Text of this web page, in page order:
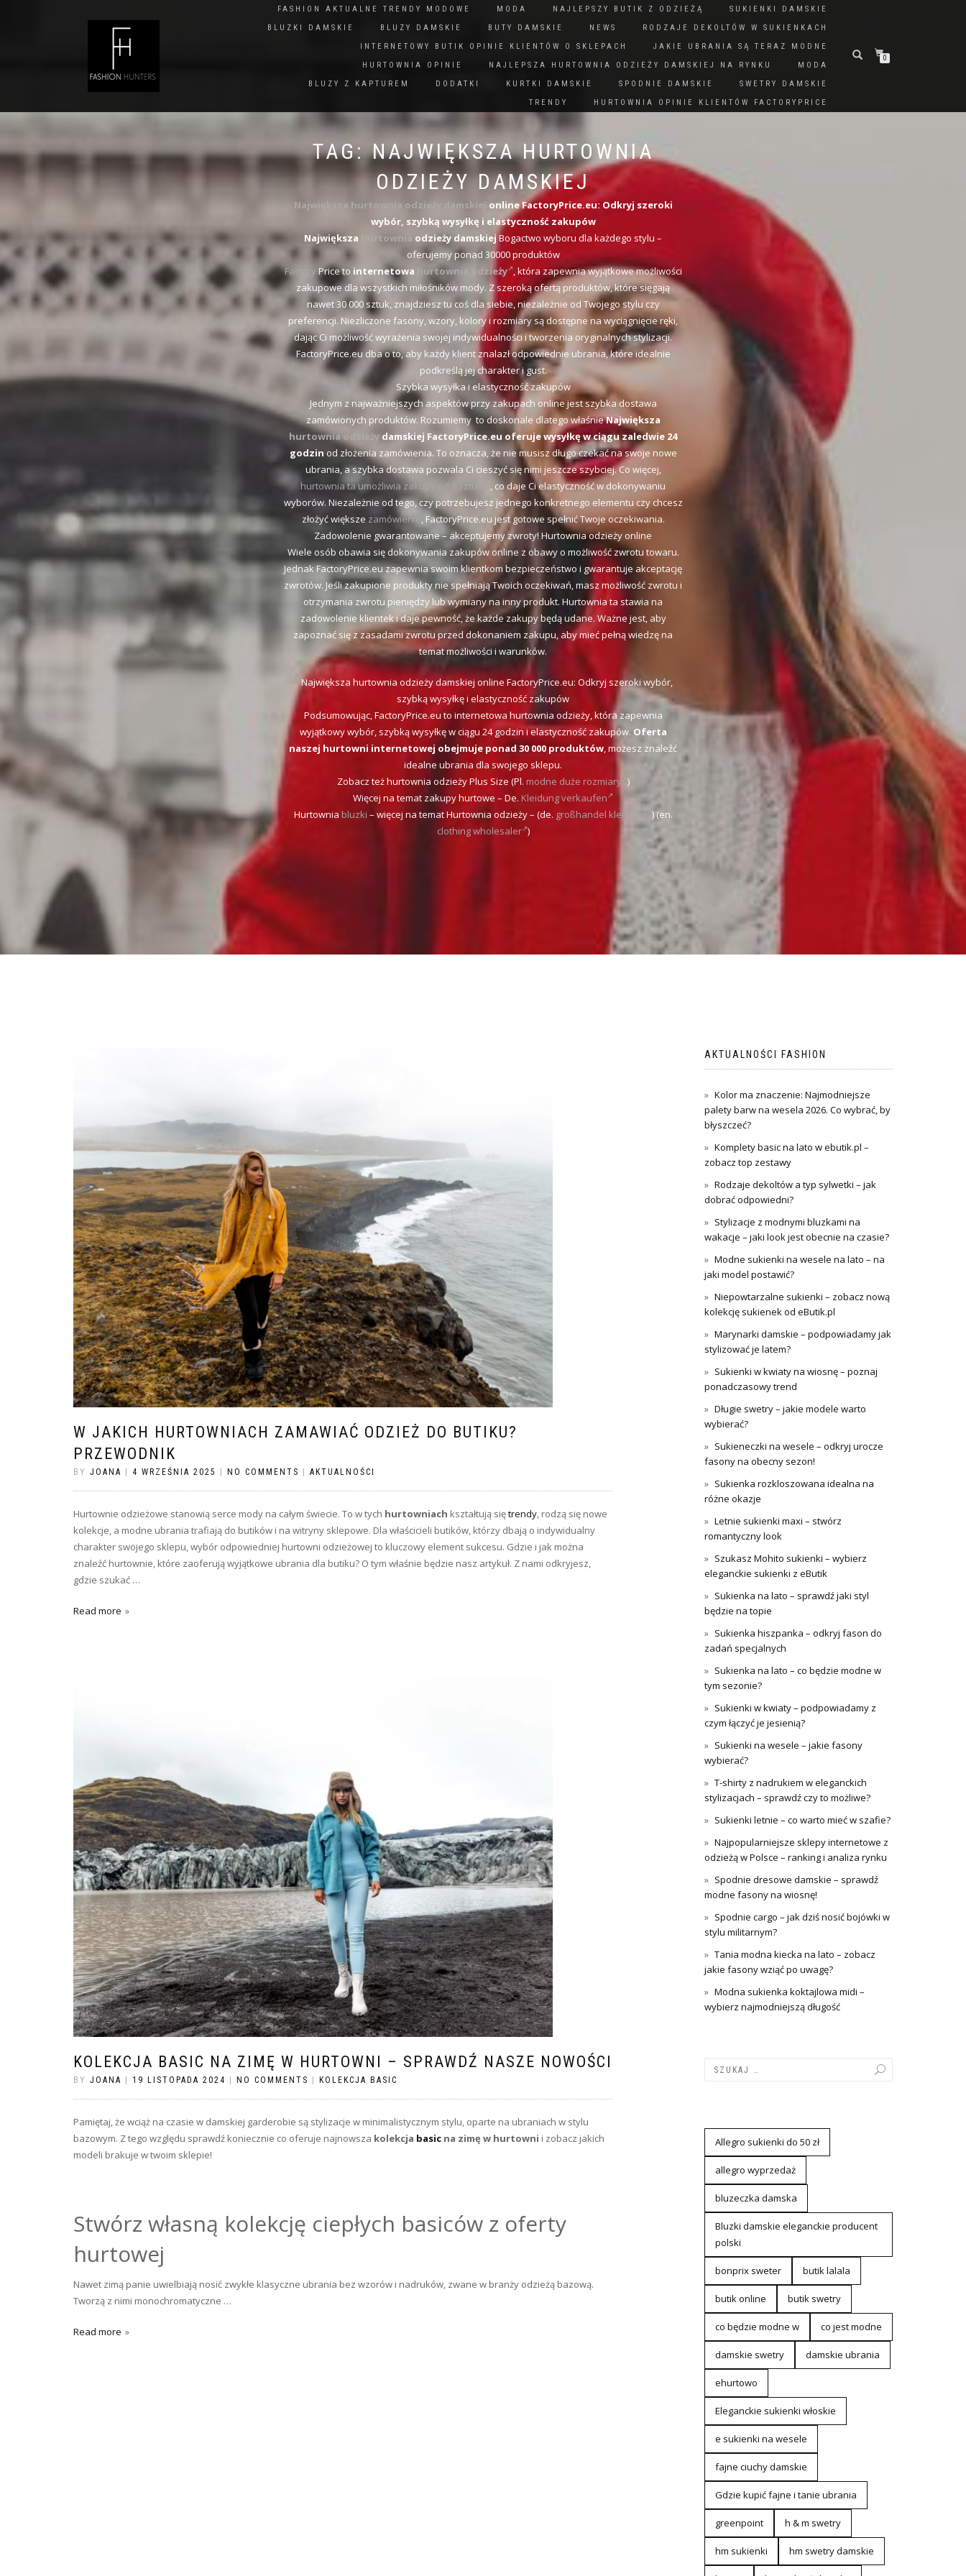
FASHION AKTUALNE TRENDY MODOWE MODA NAJLEPSZY BUTIK Z ODZIEŻĄ
SUKIENKI DAMSKIE
BLUZKI DAMSKIE
BLUZY DAMSKIE BUTY DAMSKIE NEWS
RODZAJE DEKOLTÓW W SUKIENKACH
INTERNETOWY BUTIK OPINIE KLIENTÓW O SKLEPACH
JAKIE UBRANIA SĄ TERAZ MODNE
HURTOWNIA OPINIE
NAJLEPSZA HURTOWNIA ODZIEŻY DAMSKIEJ NA RYNKU
MODA
BLUZY Z KAPTUREM
DODATKI KURTKI DAMSKIE SPODNIE DAMSKIE
SWETRY DAMSKIE
TRENDY
HURTOWNIA OPINIE KLIENTÓW FACTORYPRICE
0
TAG:NAJWIĘKSZA HURTOWNIA
ODZIEŻY DAMSKIEJ
Największa hurtownia odzieży damskiej online FactoryPrice.eu: Odkryj szeroki
wybór, szybką wysyłkę i elastyczność zakupów
Największa
hurtownia odzieży damskiejBogactwo wyboru dla każdego stylu –
oferujemy ponad 30000 produktów
Factory Price to internetowa hurtownia odzieży , która zapewnia wyjątkowe możliwości
zakupowe dla wszystkich miłośników mody. Z szeroką ofertą produktów, które sięgają
nawet 30 000 sztuk, znajdziesz tu coś dla siebie, niezależnie od Twojego stylu czy
preferencji. Niezliczone fasony, wzory, kolory i rozmiary są dostępne na wyciągnięcie ręki,
dając Ci możliwość wyrażenia swojej indywidualności i tworzenia oryginalnych stylizacji.
FactoryPrice.eu dba o to, aby każdy klient znalazł odpowiednie ubrania, które idealnie
podkreślą jej charakter i gust.
Szybka wysyłka i elastyczność zakupów
Jednym z najważniejszych aspektów przy zakupach online jest szybka dostawa
zamówionych produktów. Rozumiemy to doskonale dlatego właśnieNajwiększa
hurtownia odzieży damskiej FactoryPrice.eu oferuje wysyłkę w ciągu zaledwie 24
godzin od złożenia zamówienia. To oznacza, że nie musisz długo czekać na swoje nowe
ubrania, a szybka dostawa pozwala Ci cieszyć się nimi jeszcze szybciej. Co więcej,
hurtownia ta umożliwia zakupy od 1 sztuki
, co daje Ci elastyczność w dokonywaniu
wyborów. Niezależnie od tego, czy potrzebujesz jednego konkretnego elementu czy chcesz
złożyć większe zamówienie , FactoryPrice.eu jest gotowe spełnić Twoje oczekiwania.
Zadowolenie gwarantowane – akceptujemy zwroty! Hurtownia odzieży online
Wiele osób obawia się dokonywania zakupów online z obawy o możliwość zwrotu towaru.
Jednak FactoryPrice.eu zapewnia swoim klientkom bezpieczeństwo i gwarantuje akceptację
zwrotów. Jeśli zakupione produkty nie spełniają Twoich oczekiwań, masz możliwość zwrotu i
otrzymania zwrotu pieniędzy lub wymiany na inny produkt. Hurtownia ta stawia na
zadowolenie klientek i daje pewność, że każde zakupy będą udane. Ważne jest, aby
zapoznać się z zasadami zwrotu przed dokonaniem zakupu, aby mieć pełną wiedzę na
temat możliwości i warunków.
Największa hurtownia odzieży damskiej online FactoryPrice.eu: Odkryj szeroki wybór,
szybką wysyłkę i elastyczność zakupów
Podsumowując, FactoryPrice.eu to internetowa hurtownia odzieży, która zapewnia
wyjątkowy wybór, szybką wysyłkę w ciągu 24 godzin i elastyczność zakupów. Oferta
naszej hurtowni internetowej obejmuje ponad 30 000 produktów, możesz znaleźć
idealne ubrania dla swojego sklepu.
Zobacz też hurtownia odzieży Plus Size (Pl. modne duże rozmiary )
Więcej na temat zakupy hurtowe – De. Kleidung verkaufen
Hurtownia bluzki – więcej na temat Hurtownia odzieży – (de. großhandel kleidung
) (en.
clothing wholesaler )
W JAKICH HURTOWNIACH ZAMAWIAĆ ODZIEŻ DO BUTIKU?
PRZEWODNIK
BY JOANA 4 WRZEŚNIA 2025 NO COMMENTS AKTUALNOŚCI
Hurtownie odzieżowe stanowią serce mody na całym świecie. To w tych hurtowniach kształtują siętrendy, rodzą się nowe
kolekcje, a modne ubrania trafiają do butików i na witryny sklepowe. Dla właścicieli butików, którzy dbają o indywidualny
charakter swojego sklepu, wybór odpowiedniej hurtowni odzieżowej to kluczowy element sukcesu. Gdzie i jak można
znaleźć hurtownie, które zaoferują wyjątkowe ubrania dla butiku? O tym właśnie będzie nasz artykuł. Z nami odkryjesz,
gdzie szukać …
Read more
KOLEKCJA BASIC NA ZIMĘ W HURTOWNI – SPRAWDŹ NASZE NOWOŚCI
BY JOANA | 19 LISTOPADA 2024 | NO COMMENTS | KOLEKCJA BASIC
Pamiętaj, że wciąż na czasie w damskiej garderobie są stylizacje w minimalistycznym stylu, oparte na ubraniach w stylu
bazowym. Z tego względu sprawdź koniecznie co oferuje najnowsza kolekcja basic na zimę w hurtowni i zobacz jakich
modeli brakuje w twoim sklepie!
Stwórz własną kolekcję ciepłych basiców z oferty
hurtowej
Nawet zimą panie uwielbiają nosić zwykłe klasyczne ubrania bez wzorów i nadruków, zwane w branży odzieżą bazową.
Tworzą z nimi monochromatyczne …
Read more
AKTUALNOŚCI FASHION
Kolor ma znaczenie: Najmodniejsze
palety barw na wesela 2026. Co wybrać, by
błyszczeć?
Komplety basic na lato w ebutik.pl –
zobacz top zestawy
Rodzaje dekoltów a typ sylwetki – jak
dobrać odpowiedni?
Stylizacje z modnymi bluzkami na
wakacje – jaki look jest obecnie na czasie?
Modne sukienki na wesele na lato – na
jaki model postawić?
Niepowtarzalne sukienki – zobacz nową
kolekcję sukienek od eButik.pl
Marynarki damskie – podpowiadamy jak
stylizować je latem?
Sukienki w kwiaty na wiosnę – poznaj
ponadczasowy trend
Długie swetry – jakie modele warto
wybierać?
Sukieneczki na wesele – odkryj urocze
fasony na obecny sezon!
Sukienka rozkloszowana idealna na
różne okazje
Letnie sukienki maxi – stwórz
romantyczny look
Szukasz Mohito sukienki – wybierz
eleganckie sukienki z eButik
Sukienka na lato – sprawdź jaki styl
będzie na topie
Sukienka hiszpanka – odkryj fason do
zadań specjalnych
Sukienka na lato – co będzie modne w
tym sezonie?
Sukienki w kwiaty – podpowiadamy z
czym łączyć je jesienią?
Sukienki na wesele – jakie fasony
wybierać?
T-shirty z nadrukiem w eleganckich
stylizacjach – sprawdź czy to możliwe?
Sukienki letnie – co warto mieć w szafie?
Najpopularniejsze sklepy internetowe z
odzieżą w Polsce – ranking i analiza rynku
Spodnie dresowe damskie – sprawdź
modne fasony na wiosnę!
Spodnie cargo – jak dziś nosić bojówki w
stylu militarnym?
Tania modna kiecka na lato – zobacz
jakie fasony wziąć po uwagę?
Modna sukienka koktajlowa midi –
wybierz najmodniejszą długość
Allegro sukienki do 50 zł
allegro wyprzedaż
bluzeczka damska
Bluzki damskie eleganckie producent
polski
bonprix sweter butik lalala
butik online butik swetry
co będzie modne w co jest modne
damskie swetry damskie ubrania
ehurtowo
Eleganckie sukienki włoskie
e sukienki na wesele
fajne ciuchy damskie
Gdzie kupić fajne i tanie ubrania
greenpoint h & m swetry
hm sukienki hm swetry damskie